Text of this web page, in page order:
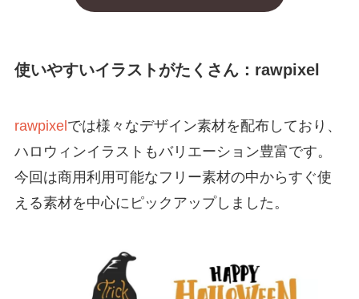
使いやすいイラストがたくさん：rawpixel
rawpixelでは様々なデザイン素材を配布しており、
ハロウィンイラストもバリエーション豊富です。
今回は商用利用可能なフリー素材の中からすぐ使
える素材を中心にピックアップしました。